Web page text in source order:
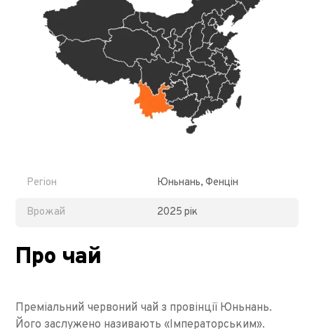
Регіон Юньнань, Фенцін
Врожай 2025 рік
Про чай
Преміальний червоний чай з провінції Юньнань.
Його заслужено називають «Імператорським».